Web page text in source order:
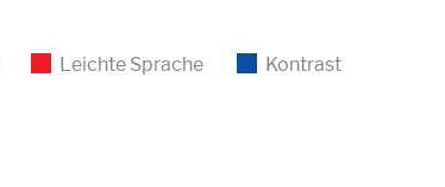
Leichte Sprache Kontrast